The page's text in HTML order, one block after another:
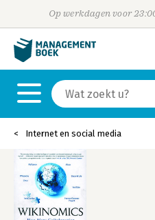
Op werkdagen voor
Internet en social media